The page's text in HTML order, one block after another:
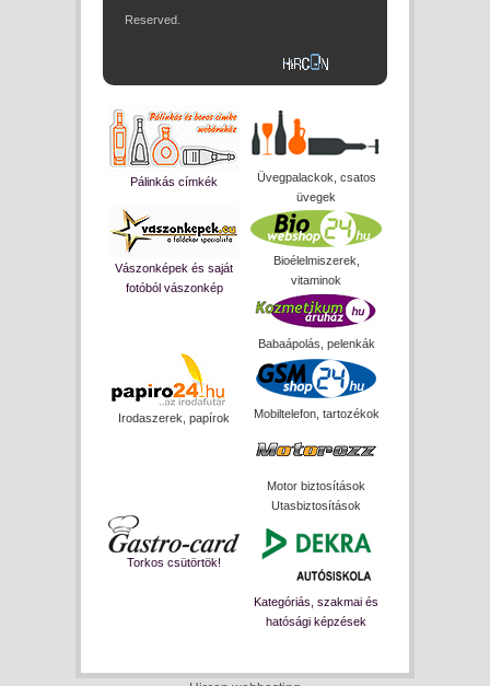
Reserved.
Pálinkás címkék
Üvegpalackok, csatos
üvegek
Vászonképek és saját
fotóból vászonkép
Bioélelmiszerek,
vitaminok
Babaápolás, pelenkák
Irodaszerek, papírok Mobiltelefon, tartozékok
Motor biztosítások
Utasbiztosítások
Torkos csütörtök!
Kategóriás, szakmai és
hatósági képzések